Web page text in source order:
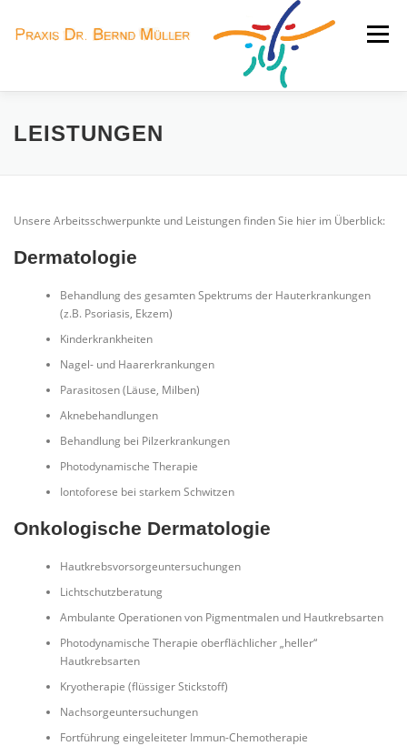
Inhalt
springen
Menü
HOME LEISTUNGEN
LEISTUNGEN
Unsere Arbeitsschwerpunkte und Leistungen finden Sie hier im Überblick:
Dermatologie
Behandlung des gesamten Spektrums der Hauterkrankungen
(z.B. Psoriasis, Ekzem)
Kinderkrankheiten
Nagel- und Haarerkrankungen
Parasitosen (Läuse, Milben)
Aknebehandlungen
Behandlung bei Pilzerkrankungen
Photodynamische Therapie
Iontoforese bei starkem Schwitzen
Onkologische Dermatologie
Hautkrebsvorsorgeuntersuchungen
Lichtschutzberatung
Ambulante Operationen von Pigmentmalen und Hautkrebsarten
Photodynamische Therapie oberflächlicher „heller“
Hautkrebsarten
Kryotherapie (flüssiger Stickstoff)
Nachsorgeuntersuchungen
Fortführung eingeleiteter Immun-Chemotherapie